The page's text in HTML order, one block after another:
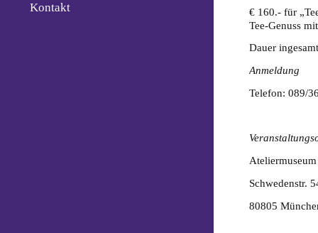
Kontakt
€ 160.- für
Tee-Genuss
Dauer
Anmeldung
Telefon: 089/
Schwedenstr.
80805